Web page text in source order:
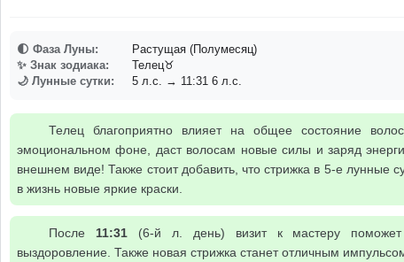
🌓 Фаза Луны:
Растущая (Полумесяц)
✨ Знак зодиака:
Телец♉
🌙 Лунные сутки:
5 л.с. → 11:31 6 л.с.
Телец благоприятно влияет на общее состояние
эмоциональном фоне, даст волосам новые силы и заряд
внешнем виде! Также стоит добавить, что стрижка в 5-е лунные
в жизнь новые яркие краски.
После 11:31(6-й л. день) визит к мастеру поможет
выздоровление. Также новая стрижка станет отличным